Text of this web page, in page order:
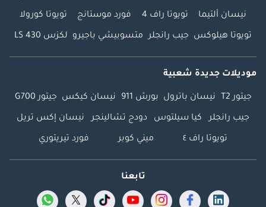
نيسان ألتيما تويوتا راف 4 فورد موستانج تويوتا كورولا
تويوتا هيلوكس جيب رانجلر متسوبيشي باجيرو لكزس LS 430
موديلات جديدة شعبية
جيتور T2 نيسان باترول بورش 911 نيسان كيكس جيتور G700
جيب رانجلر كيا سيلتوس دودج تشالينجر نيسان إكس تريل
تويوتا راف ٤ ميني كوبر فورد تيريتوري
تابعنا